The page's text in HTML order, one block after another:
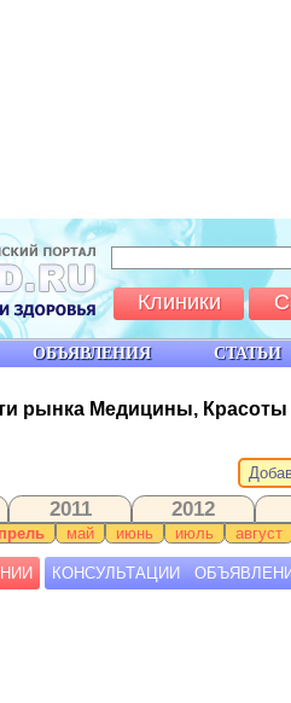
рынка Медицины,
2011 2012
май июнь июль август
КОНСУЛЬТАЦИИ
ОБЪЯВЛЕНИЯ СТАТЬИ
Клиники